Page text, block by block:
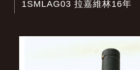
1SMLAG03 拉嘉維林16年